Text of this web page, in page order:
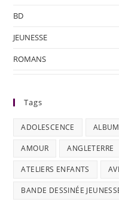
BD
JEUNESSE
ROMANS
Tags
ADOLESCENCE
AMOUR ANGLETERRE
ATELIERS ENFANTS
BANDE DESSINÉE